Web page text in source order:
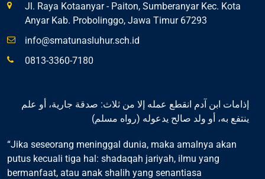
Jl. Raya Kotaanyar - Paiton, Sumberanyar Kec. Kota
Anyar Kab. Probolinggo, Jawa Timur 67293
info@smatunasluhur.sch.id
0813-3360-7180
إذامات ابن آدم انقطع عمله إلا من ثلاث: صدقة جارية، أو علم
ينتفع به، أو ولد صالح يدعوله (رواه مسلم)
“Jika seseorang meninggal dunia, maka amalnya akan
putus kecuali tiga hal: shadaqah jariyah, ilmu yang
bermanfaat, atau anak shalih yang senantiasa